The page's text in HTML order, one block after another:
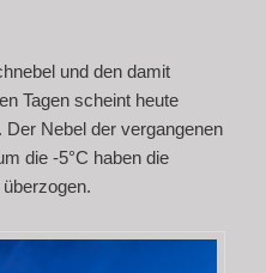
und den damit
Tagen scheint heute
Nebel der vergangenen
die -5°C haben die